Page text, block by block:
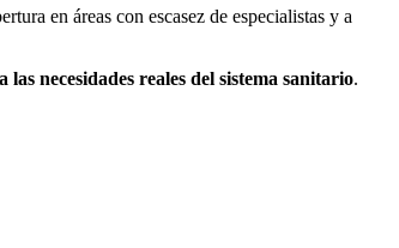
en áreas con escasez de especialistas y a
necesidades reales del sistema sanitario.